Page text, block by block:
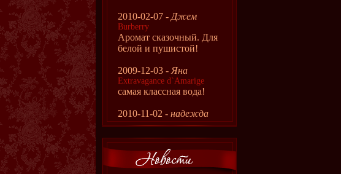
2010-02-07 - Джем
Burberry
Аромат сказочный. Для
белой и пушистой!
2009-12-03 - Яна
Extravagance d`Amarige
самая классная вода!
2010-11-02 - надежда